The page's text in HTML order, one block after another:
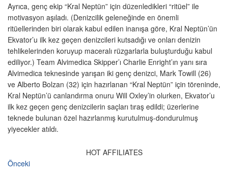
Ayrıca, genç ekip “Kral Neptün” için düzenledikleri “ritüel” ile
motivasyon aşıladı. (Denizcilik geleneğinde en önemli
ritüellerinden biri olarak kabul edilen inanışa göre, Kral Neptün’ün
Ekvator’u ilk kez geçen denizcileri kutsadığı ve onları denizin
tehlikelerinden koruyup maceralı rüzgarlarla buluşturduğu kabul
ediliyor.) Team Alvimedica Skipper’ı Charlie Enright’ın yanı sıra
Alvimedica teknesinde yarışan iki genç denizci, Mark Towill (26)
ve Alberto Bolzan (32) için hazırlanan “Kral Neptün” için töreninde,
Kral Neptün’ü canlandırma onuru Will Oxley’in olurken, Ekvator’u
ilk kez geçen genç denizcilerin saçları tıraş edildi; üzerlerine
teknede bulunan özel hazırlanmış kurutulmuş-dondurulmuş
yiyecekler atıldı.
HOT AFFILIATES
Önceki